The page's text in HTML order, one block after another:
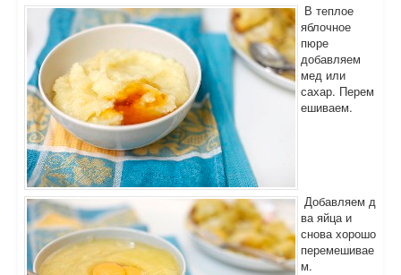
В теплое
яблочное
пюре
добавляем
мед или
сахар. Перем
ешиваем.
Добавляем д
ва яйца и
снова хорошо
перемешивае
м.